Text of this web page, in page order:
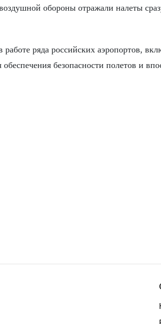
обороны отражали налеты
ряда российских аэропортов,
безопасности полетов и